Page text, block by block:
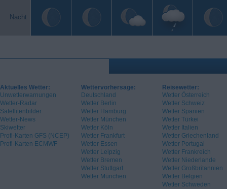
Nacht
Aktuelles Wetter:
Unwetterwarnungen
Wetter-Radar
Satellitenbilder
Wetter-News
Skiwetter
Profi-Karten GFS (NCEP)
Profi-Karten ECMWF
Wettervorhersage:
Deutschland
Wetter Berlin
Wetter Hamburg
Wetter München
Wetter Köln
Wetter Frankfurt
Wetter Essen
Wetter Leipzig
Wetter Bremen
Wetter Stuttgart
Wetter München
Reisewetter:
Wetter Österreich
Wetter Schweiz
Wetter Spanien
Wetter Türkei
Wetter Italien
Wetter Griechenland
Wetter Portugal
Wetter Frankreich
Wetter Niederlande
Wetter Großbritannien
Wetter Belgien
Wetter Schweden